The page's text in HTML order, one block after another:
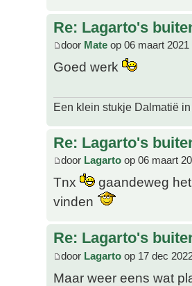
Re: Lagarto's
door Mate op 06 maart 2021
Goed werk
Een klein stukje Dalmatië
Re: Lagarto's
door Lagarto op 06 maart
Tnx
gaandeweg
vinden
Re: Lagarto's
door Lagarto op 17 dec
Maar weer eens wat